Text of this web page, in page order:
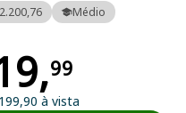
- SAEMBA - Serviço de
Médio
99
à vista